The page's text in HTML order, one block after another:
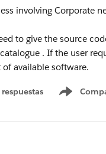
involving Corporate
to give the source
. If the user
available software.
Show